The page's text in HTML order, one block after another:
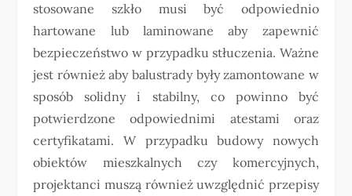
stosowane szkło musi być odpowiednio
hartowane lub laminowane aby zapewnić
bezpieczeństwo w przypadku stłuczenia. Ważne
jest również aby balustrady były zamontowane w
sposób solidny i stabilny, co powinno być
potwierdzone odpowiednimi atestami oraz
certyfikatami. W przypadku budowy nowych
obiektów mieszkalnych czy komercyjnych,
projektanci muszą również uwzględnić przepisy